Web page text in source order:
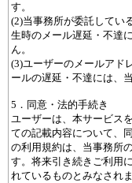
す。
(2)当事務所が委託してい
生時のメール遅延・不達
ん。
(3)ユーザーのメールアド
ールの遅延・不達には、
5．同意・法的手続き
ユーザーは、本サービス
ての記載内容について、
の利用規約は、当事務所
す。将来引き続きご利用
れているものとみなされ